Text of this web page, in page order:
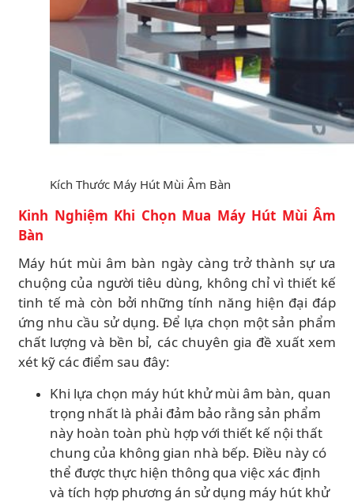
Kích Thước Máy Hút Mùi Âm Bàn
Kinh Nghiệm Khi Chọn Mua Máy Hút Mùi Âm
Bàn
Máy hút mùi âm bàn ngày càng trở thành sự ưa
chuộng của người tiêu dùng, không chỉ vì thiết kế
tinh tế mà còn bởi những tính năng hiện đại đáp
ứng nhu cầu sử dụng. Để lựa chọn một sản phẩm
chất lượng và bền bỉ, các chuyên gia đề xuất xem
xét kỹ các điểm sau đây:
Khi lựa chọn máy hút khử mùi âm bàn, quan
trọng nhất là phải đảm bảo rằng sản phẩm
này hoàn toàn phù hợp với thiết kế nội thất
chung của không gian nhà bếp. Điều này có
thể được thực hiện thông qua việc xác định
và tích hợp phương án sử dụng máy hút khử